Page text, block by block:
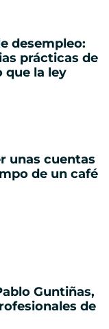
desempleo:
prácticas de
que la ley
unas cuentas
de un café
Guntiñas,
de